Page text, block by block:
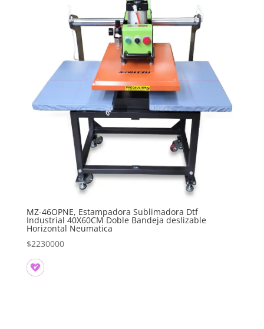
MZ-46OPNE, Estampadora Sublimadora Dtf
Industrial 40X60CM Doble Bandeja deslizable
Horizontal Neumatica
$2230000